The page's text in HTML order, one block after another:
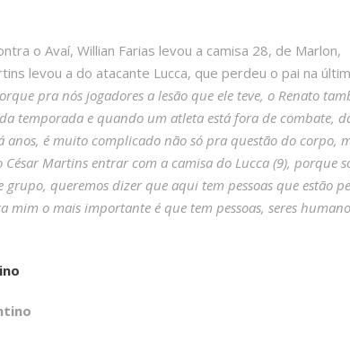
o Avaí, Willian Farias levou a camisa 28, de Marlon,
levou a do atacante Lucca, que perdeu o pai na
pra nós jogadores a lesão que ele teve, o Renato
temporada e quando um atleta está fora de combate,
é muito complicado não só pra questão do corpo,
Martins entrar com a camisa do Lucca (9), porque
queremos dizer que aqui tem pessoas que estão
o mais importante é que tem pessoas, seres